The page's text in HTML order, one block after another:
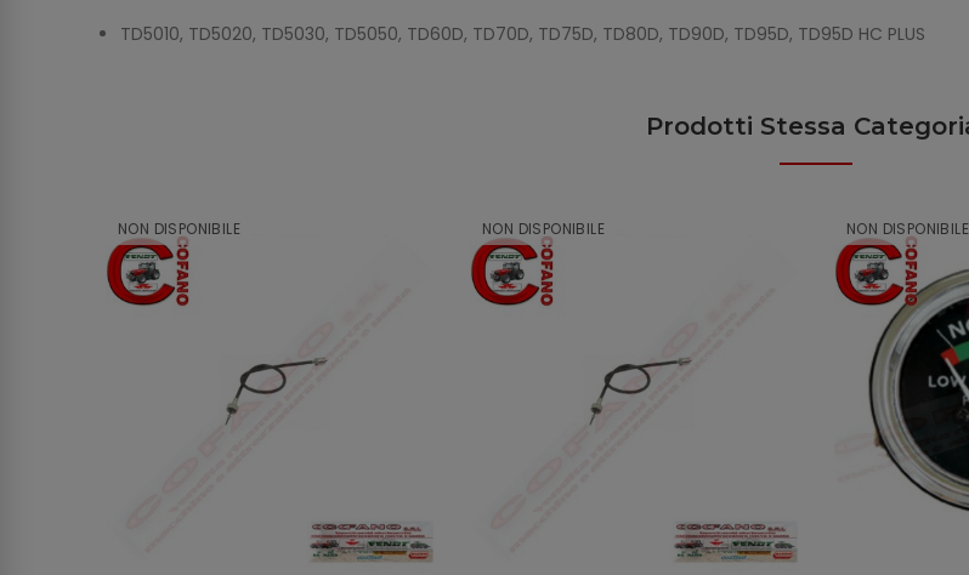
TD5010, TD5020, TD5030, TD5050, TD60D, TD70D, TD75D, TD80D, TD90D, TD95D, TD95D HC PLUS
Prodotti Stessa
NON DISPONIBILE NON DISPONIBILE NON DISPONIBILE